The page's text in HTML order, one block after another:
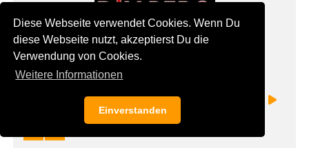
Diese Webseite verwendet Cookies. Wenn Du
diese Webseite nutzt, akzeptierst Du die
Verwendung von Cookies.
Weitere Informationen
Einverstanden
DILLBERG
Die Engel fliegen tief